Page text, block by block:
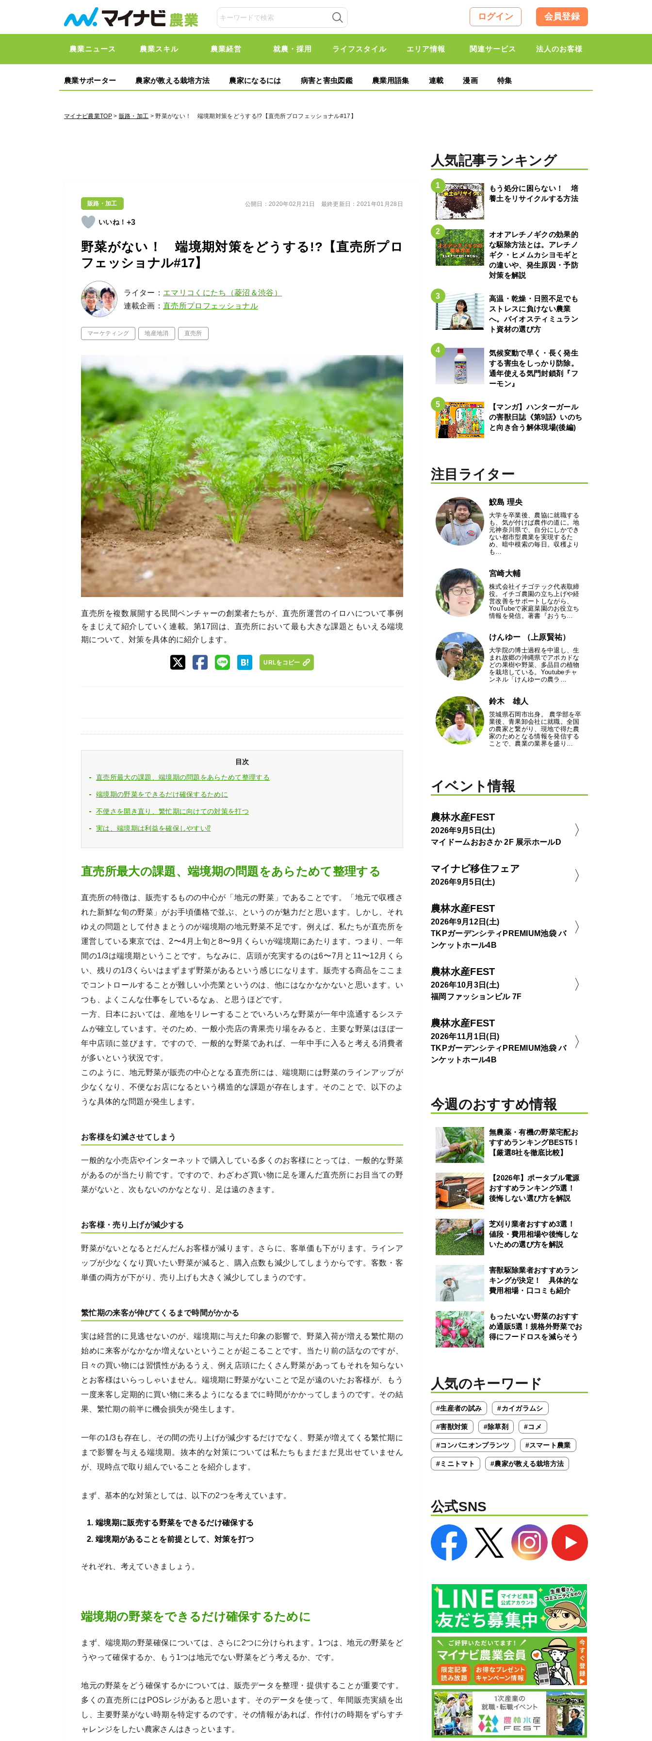
ログイン 会員登録
農業ニュース 農業スキル 農業経営 就農・採用 ライフスタイル エリア情報 関連サービス 法人のお客様
農業サポーター 農家が教える栽培方法 農家になるには 病害と害虫図鑑 農業用語集 連載 漫画 特集
マイナビ農業TOP> 販路・加工 > 野菜がない！ 端境期対策をどうする!?【直売所プロフェッショナル#17】
販路・加工
+3
野菜がない！ 端境期対策をどうする!?【直売所プロ
フェッショナル#17】
ライター： エマリコくにたち（菱沼＆渋谷）
連載企画：直売所プロフェッショナル
マーケティング 地産地消 直売所
公開日：2020年02月21日 最終更新日：2021年01月28日
直売所を複数展開する民間ベンチャーの創業者たちが、直売所運営のイロハについて事例
をまじえて紹介していく連載。第17回は、直売所において最も大きな課題ともいえる端境
期について、対策を具体的に紹介します。
URLをコピー
目次
直売所最大の課題、端境期の問題をあらためて整理する
端境期の野菜をできるだけ確保するために
不便さを開き直り、繁忙期に向けての対策を打つ
実は、端境期は利益を確保しやすい⁉︎
直売所最大の課題、端境期の問題をあらためて整理する
直売所の特徴は、販売するものの中心が「地元の野菜」であることです。「地元で収穫さ
れた新鮮な旬の野菜」がお手頃価格で並ぶ、というのが魅力だと思います。しかし、それ
ゆえの問題として付きまとうのが端境期の地元野菜不足です。例えば、私たちが直売所を
運営している東京では、2〜4月上旬と8〜9月くらいが端境期にあたります。つまり、一年
間の1/3は端境期ということです。ちなみに、店頭が充実するのは6〜7月と11〜12月くら
い、残りの1/3くらいはまずまず野菜があるという感じになります。販売する商品をここま
でコントロールすることが難しい小売業というのは、他にはなかなかないと思います。い
つも、よくこんな仕事をしているなぁ、と思うほどです。
一方、日本においては、産地をリレーすることでいろいろな野菜が一年中流通するシステ
ムが確立しています。そのため、一般小売店の青果売り場をみると、主要な野菜はほぼ一
年中店頭に並びます。ですので、一般的な野菜であれば、一年中手に入ると考える消費者
が多いという状況です。
このように、地元野菜が販売の中心となる直売所には、端境期には野菜のラインアップが
少なくなり、不便なお店になるという構造的な課題が存在します。そのことで、以下のよ
うな具体的な問題が発生します。
お客様を幻滅させてしまう
一般的な小売店やインターネットで購入している多くのお客様にとっては、一般的な野菜
があるのが当たり前です。ですので、わざわざ買い物に足を運んだ直売所にお目当ての野
菜がないと、次もないのかなとなり、足は遠のきます。
お客様・売り上げが減少する
野菜がないとなるとだんだんお客様が減ります。さらに、客単価も下がります。ラインア
ップが少なくなり買いたい野菜が減ると、購入点数も減少してしまうからです。客数・客
単価の両方が下がり、売り上げも大きく減少してしまうのです。
繁忙期の来客が伸びてくるまで時間がかかる
実は経営的に見逃せないのが、端境期に与えた印象の影響で、野菜入荷が増える繁忙期の
始めに来客がなかなか増えないということが起こることです。当たり前の話なのですが、
日々の買い物には習慣性があるうえ、例え店頭にたくさん野菜があってもそれを知らない
とお客様はいらっしゃいません。端境期に野菜がないことで足が遠のいたお客様が、もう
一度来客し定期的に買い物に来るようになるまでに時間がかかってしまうのです。その結
果、繁忙期の前半に機会損失が発生します。
一年の1/3も存在し、その間の売り上げが減少するだけでなく、野菜が増えてくる繁忙期に
まで影響を与える端境期。抜本的な対策については私たちもまだまだ見出せていません
が、現時点で取り組んでいることを紹介します。
まず、基本的な対策としては、以下の2つを考えています。
端境期に販売する野菜をできるだけ確保する
端境期があることを前提として、対策を打つ
それぞれ、考えていきましょう。
端境期の野菜をできるだけ確保するために
まず、端境期の野菜確保については、さらに2つに分けられます。1つは、地元の野菜をど
うやって確保するか、もう1つは地元でない野菜をどう考えるか、です。
地元の野菜をどう確保するかについては、販売データを整理・提供することが重要です。
多くの直売所にはPOSレジがあると思います。そのデータを使って、年間販売実績を出
し、主要野菜がない時期を特定するのです。その情報があれば、作付けの時期をずらすチ
ャレンジをしたい農家さんはきっといます。
人気記事ランキング
もう処分に困らない！ 培
養土をリサイクルする方法
オオアレチノギクの効果的
な駆除方法とは。アレチノ
ギク・ヒメムカシヨモギと
の違いや、発生原因・予防
対策を解説
高温・乾燥・日照不足でも
ストレスに負けない農業
へ。バイオスティミュラン
ト資材の選び方
気候変動で早く・長く発生
する害虫をしっかり防除。
通年使える気門封鎖剤『フ
ーモン』
【マンガ】ハンターガール
の害獣日誌《第9話》いのち
と向き合う解体現場(後編)
注目ライター
鮫島 理央
大学を卒業後、農協に就職する
も、気が付けば農作の道に。地
元神奈川県で、自分にしかでき
ない都市型農業を実現するた
め、暗中模索の毎日。収穫より
も…
宮崎大輔
株式会社イチゴテック代表取締
役。イチゴ農園の立ち上げや経
営改善をサポートしながら、
YouTubeで家庭菜園のお役立ち
情報を発信。著書『おうち…
けんゆー （上原賢祐）
大学院の博士過程を中退し、生
まれ故郷の沖縄県でアボカドな
どの果樹や野菜、多品目の植物
を栽培している。Youtubeチャ
ンネル「けんゆーの農ラ…
鈴木 雄人
茨城県石岡市出身。 農学部を卒
業後、青果卸会社に就職。全国
の農家と繋がり、現地で得た農
家のためとなる情報を発信する
ことで、農業の業界を盛り…
イベント情報
農林水産FEST
2026年9月5日(土)
マイドームおおさか 2F 展示ホールD
マイナビ移住フェア
2026年9月5日(土)
農林水産FEST
2026年9月12日(土)
TKPガーデンシティPREMIUM池袋 バ
ンケットホール4B
農林水産FEST
2026年10月3日(土)
福岡ファッションビル 7F
農林水産FEST
2026年11月1日(日)
TKPガーデンシティPREMIUM池袋 バ
ンケットホール4B
今週のおすすめ情報
無農薬・有機の野菜宅配お
すすめランキングBEST5！
【厳選8社を徹底比較】
【2026年】ポータブル電源
おすすめランキング5選！
後悔しない選び方を解説
芝刈り業者おすすめ3選！
値段・費用相場や後悔しな
いための選び方を解説
害獣駆除業者おすすめラン
キングが決定！ 具体的な
費用相場・口コミも紹介
もったいない野菜のおすす
め通販5選！規格外野菜でお
得にフードロスを減らそう
人気のキーワード
#生産者の試み #カイガラムシ
#害獣対策 #除草剤 #コメ
#コンパニオンプランツ #スマート農業
#ミニトマト #農家が教える栽培方法
公式SNS